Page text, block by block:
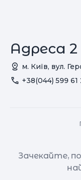
Адреса 2
м. Київ, вул.
+38(044) 599 61
Зачекайте,